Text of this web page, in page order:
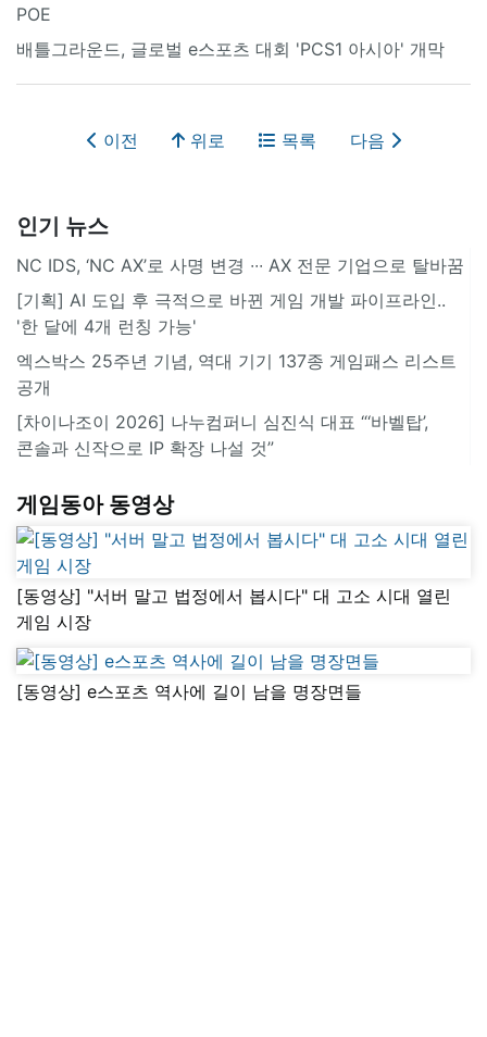
POE
배틀그라운드, 글로벌 e스포츠 대회 'PCS1 아시아' 개막
이전 위로 목록 다음
인기 뉴스
NC IDS, ‘NC AX’로 사명 변경 ∙∙∙ AX 전문 기업으로 탈바꿈
[기획] AI 도입 후 극적으로 바뀐 게임 개발 파이프라인..
'한 달에 4개 런칭 가능'
엑스박스 25주년 기념, 역대 기기 137종 게임패스 리스트
공개
[차이나조이 2026] 나누컴퍼니 심진식 대표 “‘바벨탑’,
콘솔과 신작으로 IP 확장 나설 것”
게임동아 동영상
[동영상] "서버 말고 법정에서 봅시다" 대 고소 시대 열린
게임 시장
[동영상] e스포츠 역사에 길이 남을 명장면들